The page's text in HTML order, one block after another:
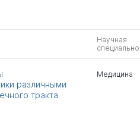
Научная
различными
тракта
Медицина